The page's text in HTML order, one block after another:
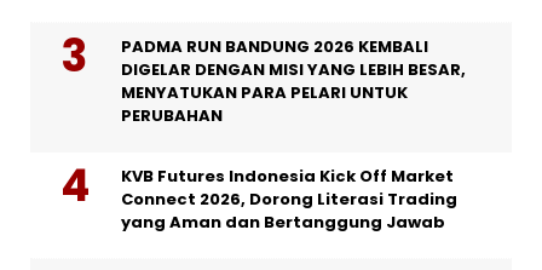
PADMA RUN BANDUNG 2026 KEMBALI
DIGELAR DENGAN MISI YANG LEBIH BESAR,
MENYATUKAN PARA PELARI UNTUK
PERUBAHAN
KVB Futures Indonesia Kick Off Market
Connect 2026, Dorong Literasi Trading
yang Aman dan Bertanggung Jawab